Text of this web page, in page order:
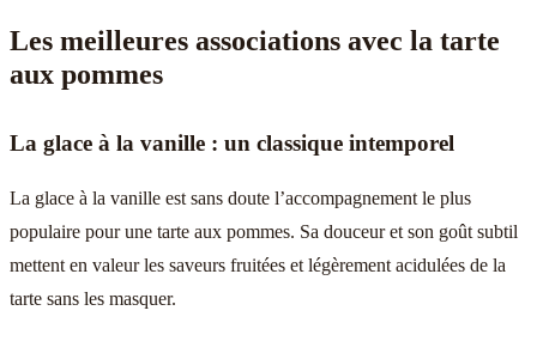
Les meilleures associations avec la tarte
aux pommes
La glace à la vanille : un classique intemporel
La glace à la vanille est sans doute l’accompagnement le plus
populaire pour une tarte aux pommes. Sa douceur et son goût subtil
mettent en valeur les saveurs fruitées et légèrement acidulées de la
tarte sans les masquer.